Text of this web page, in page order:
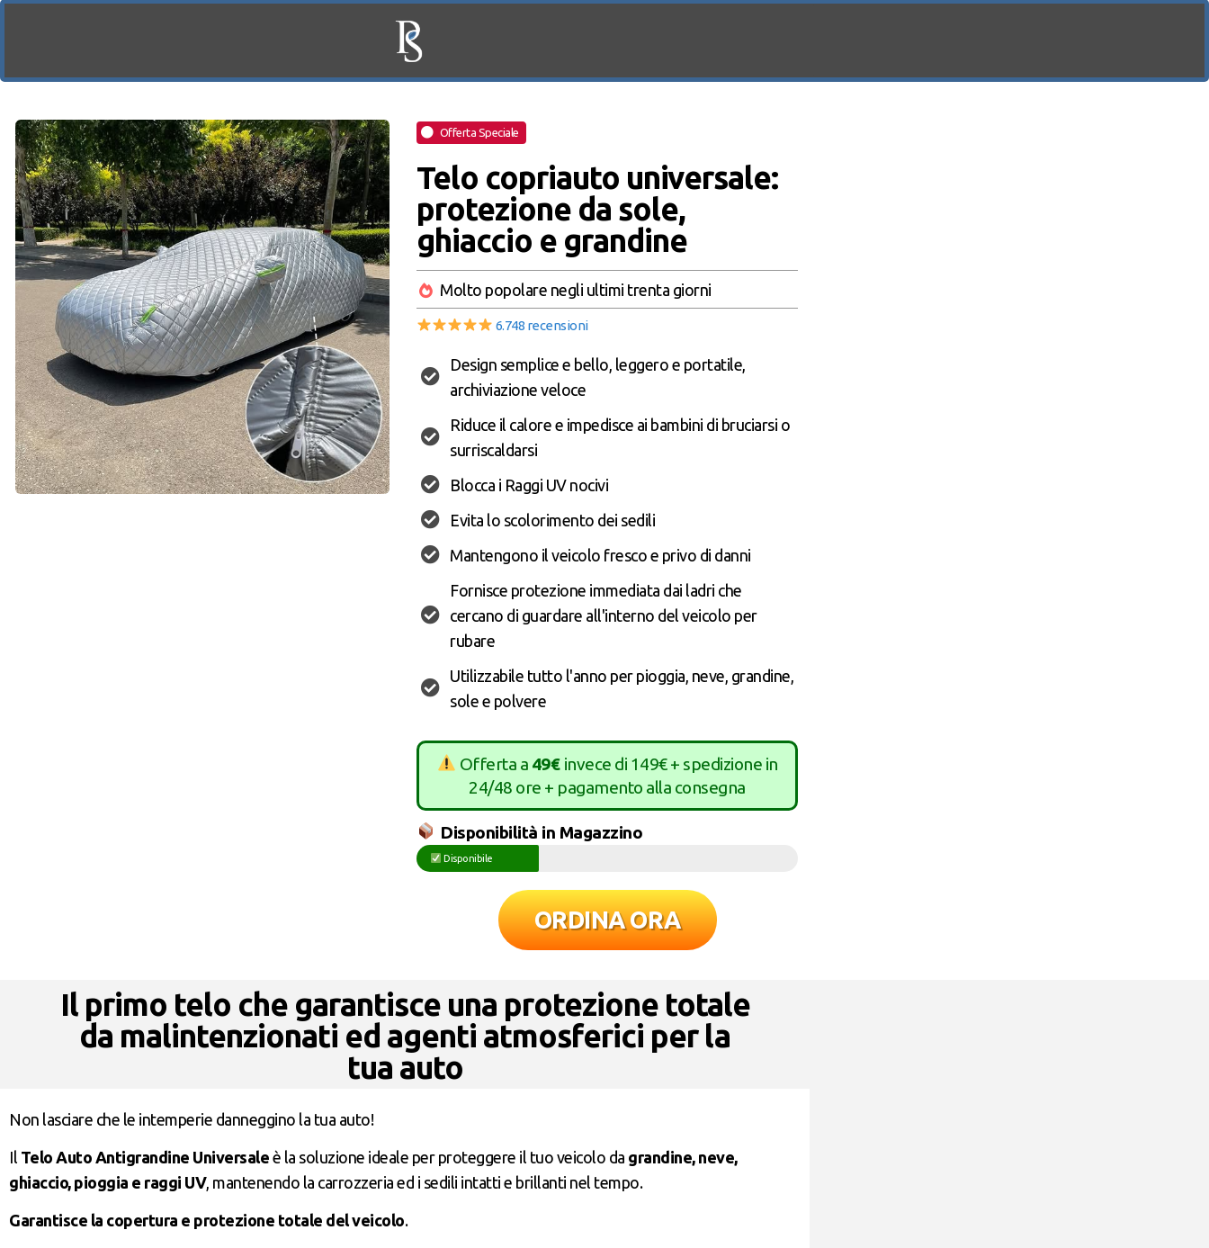
Offerta Speciale
Telo copriauto universale:
protezione da sole,
ghiaccio e grandine
Molto popolare negli ultimi trenta giorni
6.748 recensioni
Design semplice e bello, leggero e portatile,
archiviazione veloce
Riduce il calore e impedisce ai bambini di bruciarsi o
surriscaldarsi
Blocca i Raggi UV nocivi
Evita lo scolorimento dei sedili
Mantengono il veicolo fresco e privo di danni
Fornisce protezione immediata dai ladri che
cercano di guardare all'interno del veicolo per
rubare
Utilizzabile tutto l'anno per pioggia, neve, grandine,
sole e polvere
Offerta a 49€ invece di 149€ + spedizione in
24/48 ore + pagamento alla consegna
Disponibilità in Magazzino
Disponibile
ORDINA ORA
Il primo telo che garantisce una protezione totale
da malintenzionati ed agenti atmosferici per la
tua auto
Non lasciare che le intemperie danneggino la tua auto!
Il Telo Auto Antigrandine Universale è la soluzione ideale per proteggere il tuo veicolo da grandine, neve,
ghiaccio, pioggia e raggi UV, mantenendo la carrozzeria ed i sedili intatti e brillanti nel tempo.
Garantisce la copertura e protezione totale del veicolo.